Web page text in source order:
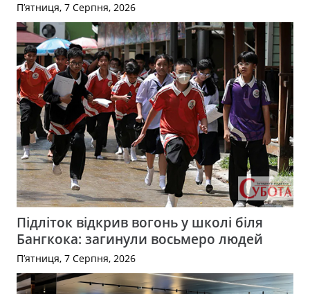
П’ятниця, 7 Серпня, 2026
Підліток відкрив вогонь у школі біля
Бангкока: загинули восьмеро людей
П’ятниця, 7 Серпня, 2026